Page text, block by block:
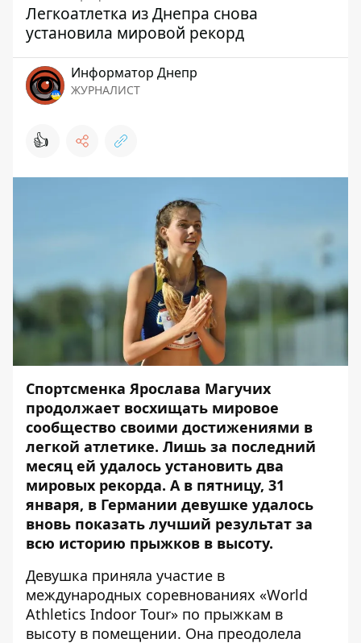
Легкоатлетка из Днепра снова
установила мировой рекорд
Информатор Днепр
ЖУРНАЛИСТ
👍
Спортсменка Ярослава Магучих
продолжает восхищать мировое
сообщество своими достижениями в
легкой атлетике. Лишь за последний
месяц ей удалось установить два
мировых рекорда. А в пятницу, 31
января, в Германии девушке удалось
вновь показать лучший результат за
всю историю прыжков в высоту.
Девушка приняла участие в
международных соревнованиях «World
Athletics Indoor Tour» по прыжкам в
высоту в помещении. Она преодолела